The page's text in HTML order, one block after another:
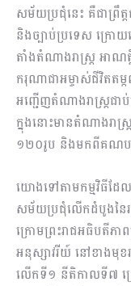
សម័យប្រជុំនេះ គឺជាព្រឹត្
និងច្បាប់ប្រទេស ក្រោយ
តាំងតំណាងរាស្រ្ត អា
ករុណាជាអម្ចាស់ជីវិតតម្
អញ្ជើញតំណាងរាស្ត្រជា
ក្នុងនោះមានតំណាងរាស្
១២០រូប និងមកពីគណប
យោងទៅតាមកម្មវិធីដ
សម័យប្រជុំលើកដំបូងនៃ
ក្រោមព្រះរាជអធិបតីភា
អនុស្សាវរីយ៍ នៅខាងមុខ
លើកទី១ នីតិកាលទី៧ ក្